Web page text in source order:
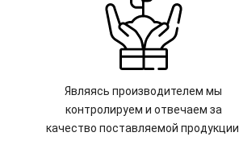
Являясь производителем мы
контролируем и отвечаем за
качество поставляемой продукции.